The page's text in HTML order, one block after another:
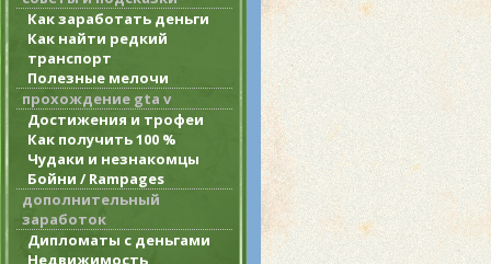
Как заработать деньги
Как найти редкий
транспорт
Полезные мелочи
прохождение gta v
Достижения и трофеи
Как получить 100 %
Чудаки и незнакомцы
Бойни / Rampages
дополнительный
заработок
Дипломаты с деньгами
Недвижимость